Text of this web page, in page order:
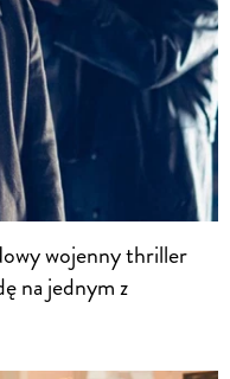
wojenny thriller
na jednym z